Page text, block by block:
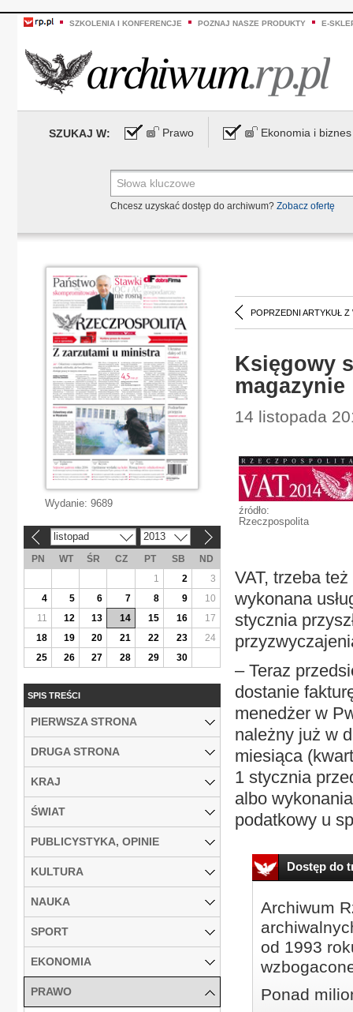
SZKOLENIA I KONFERENCJE POZNAJ NASZE PRODUKTY E-
SZUKAJ W: Prawo Ekonomia i biznes
Chcesz uzyskać dostęp do archiwum? Zobacz ofertę
POPRZEDNI ARTYKUŁ Z
Księgowy
magazynie
14 listopada
źródło:
Rzeczpospolita
VAT, trzeba
wykonana
stycznia
– Teraz
dostanie
menedżer w
należny już w
miesiąca
1 stycznia
albo
podatkowy u
Dostęp do
Archiwum
od 1993
Ponad
Wydanie: 9689
listopad 2013
PN WT ŚR CZ PT SB
ND
1
2
3
4
5 6 7 8 9
10
11
12 13 14 15 16
17
18
19 20 21 22 23
24
25
26 27 28 29 30
SPIS TREŚCI
PIERWSZA STRONA
DRUGA STRONA
KRAJ
ŚWIAT
PUBLICYSTYKA, OPINIE
KULTURA
NAUKA
SPORT
EKONOMIA
PRAWO